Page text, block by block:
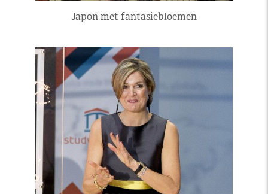
Japon met fantasiebloemen